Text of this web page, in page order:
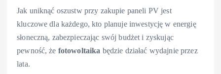
Jak uniknąć oszustw przy zakupie paneli PV jest
kluczowe dla każdego, kto planuje inwestycję w energię
słoneczną, zabezpieczając swój budżet i zyskując
pewność, że fotowoltaika będzie działać wydajnie przez
lata.